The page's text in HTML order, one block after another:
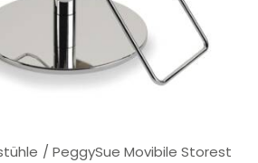
PeggySue Movibile Storest